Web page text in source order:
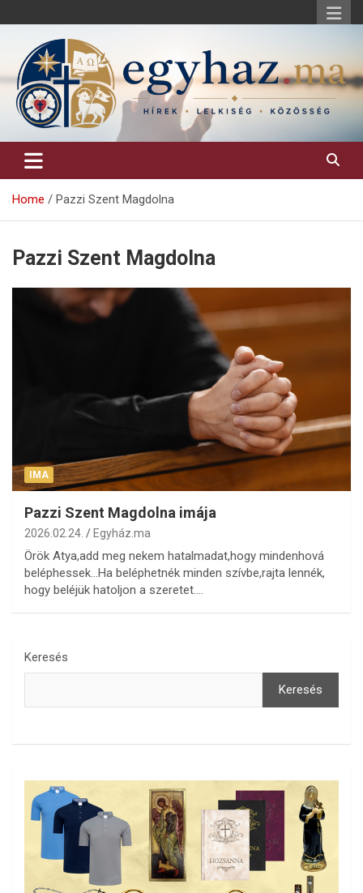
to
egyhaz.ma
Keresztény hírek, elemzések, építő jellegű kritikai írások.
Home Pazzi Szent Magdolna
Pazzi Szent Magdolna
IMA
Pazzi Szent Magdolna imája
2026.02.24. Egyház.ma
Örök Atya,add meg nekem hatalmadat,hogy mindenhová
beléphessek…Ha beléphetnék minden szívbe,rajta lennék,
hogy beléjük hatoljon a szeretet.…
Keresés
Keresés